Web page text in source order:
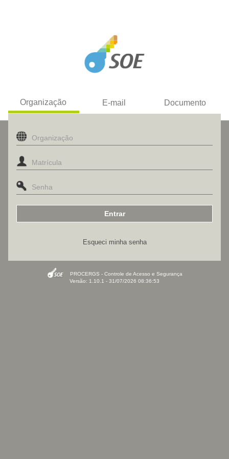
Organização E-mail Documento
Esqueci minha senha
PROCERGS - Controle de Acesso e Segurança
Versão: 1.10.1 - 31/07/2026 08:36:53